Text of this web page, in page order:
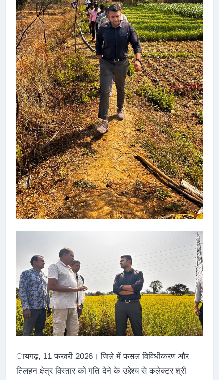
ायगढ़, 11 फरवरी 2026। जिले में फसल विविधीकरण और
तिलहन क्षेत्र विस्तार को गति देने के उद्देश्य से कलेक्टर श्री